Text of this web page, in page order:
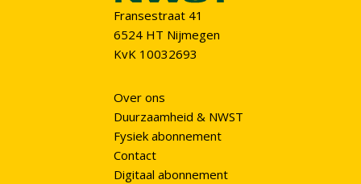
Fransestraat 41
6524 HT Nijmegen
KvK 10032693
Over ons
Duurzaamheid & NWST
Fysiek abonnement
Contact
Digitaal abonnement